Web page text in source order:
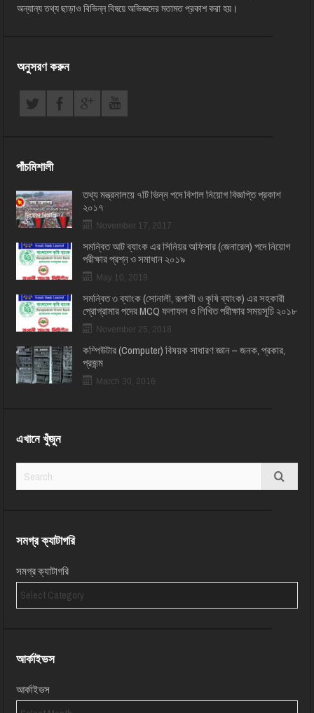
অন্যান্য তথ্য ছাড়াও বিভিন্ন বিষয়ে অভিজ্ঞদের মতামত প্রকাশ করা হয়।
অনুসরণ করুন
পাঁচমিশালী
তথ্য মন্ত্রনালয়ে ৭টি ভিন্ন পদে বিশাল নিয়োগ বিজ্ঞপ্তি প্রকাশ
২০১৭
November 17, 2017
সমন্বিত আট ব্যাংক এর সিনিয়র অফিসার (জেনারেল) পদে নিয়োগ
পরীক্ষার প্রশ্ন ও সমাধান ২০১৯
May 10, 2019
সমন্বিত ৩ ব্যাংক (সোনালী, রূপালী ও কৃষি ব্যাংক) এর সহকারী
প্রোগ্রামার পদের MCQ ফলাফল ও লিখিত পরীক্ষার সময়সূচি ২০১৮
November 25, 2018
কম্পিউটার (Computer) বিষয়ক সাধারণ জ্ঞান – জনক, প্রকার,
প্রজন্ম
March 30, 2016
এখানে খুঁজুন
সমগ্র ক্যাটাগরি
সমগ্র ক্যাটাগরি
আর্কাইভস
আর্কাইভস